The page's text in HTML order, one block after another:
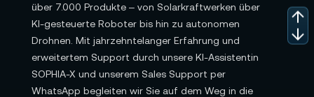
über 7.000 Produkte – von Solarkraftwerken über
KI-gesteuerte Roboter bis hin zu autonomen
Drohnen. Mit jahrzehntelanger Erfahrung und
erweitertem Support durch unsere KI-Assistentin
SOPHIA-X und unserem Sales Support per
WhatsApp begleiten wir Sie auf dem Weg in die